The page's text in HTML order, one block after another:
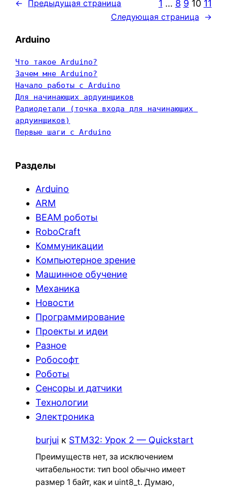
← Предыдущая страница 1 … 8 9 10 11
Следующая страница →
Arduino
Что такое Arduino?
Зачем мне Arduino?
Начало работы с Arduino
Для начинающих ардуинщиков
Радиодетали (точка входа для начинающих
ардуинщиков)
Первые шаги с Arduino
Разделы
Arduino
ARM
BEAM роботы
RoboCraft
Коммуникации
Компьютерное зрение
Машинное обучение
Механика
Новости
Программирование
Проекты и идеи
Разное
Робософт
Роботы
Сенсоры и датчики
Технологии
Электроника
burjui к STM32: Урок 2 — Quickstart
Преимуществ нет, за исключением
читабельности: тип bool обычно имеет
размер 1 байт, как и uint8_t. Думаю,